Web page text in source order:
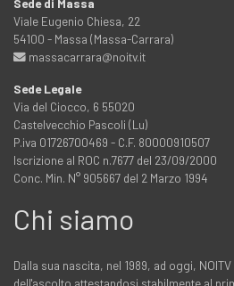
Viale Eugenio Chiesa, 22
54100 - Massa (Massa-Carrara)
massacarrara@noitv.it
Sede Legale
Via del Ciocco, 6 55020
Castelvecchio Pascoli (Lu)
P.iva 01726700469 - C.F. 80000910507
Iscrizione al ROC n.7677 del 23/09/2000
Conc. Min. N° 905667 del 2 Marzo 1994
Chi siamo
Dalla sua nascita, nel 1989, ad oggi,
dell'ascolto attestandosi stabilmente al